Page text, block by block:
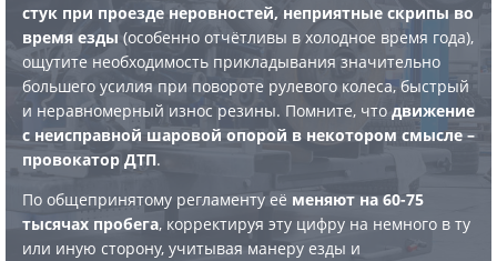
стук при проезде неровностей, неприятные скрипы во
время езды (особенно отчётливы в холодное время года),
ощутите необходимость прикладывания значительно
большего усилия при повороте рулевого колеса, быстрый
и неравномерный износ резины. Помните, что движение
с неисправной шаровой опорой в некотором смысле –
провокатор ДТП.
По общепринятому регламенту её меняют на 60-75
тысячах пробега, корректируя эту цифру на немного в ту
или иную сторону, учитывая манеру езды и